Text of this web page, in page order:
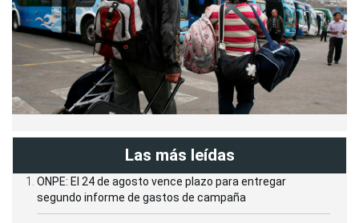
Las más leídas
ONPE: El 24 de agosto vence plazo para entregar
segundo informe de gastos de campaña